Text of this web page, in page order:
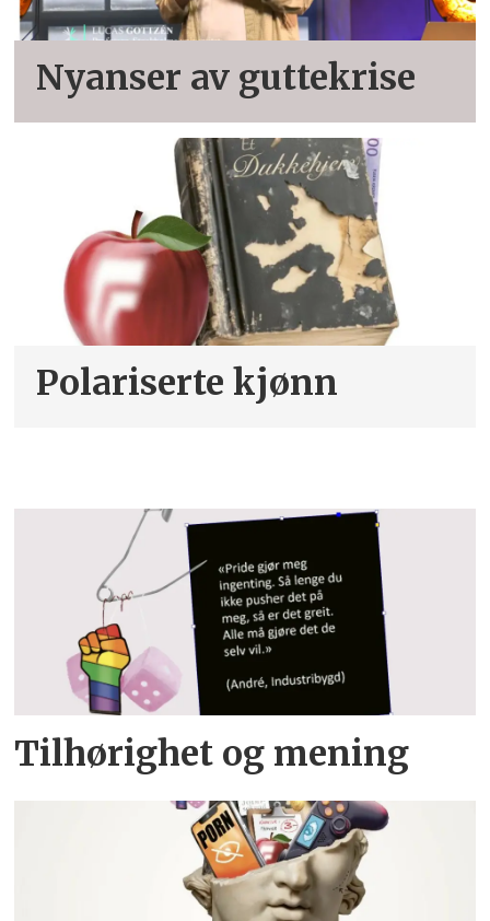
Nyanser av guttekrise
Polariserte kjønn
Tilhørighet og mening